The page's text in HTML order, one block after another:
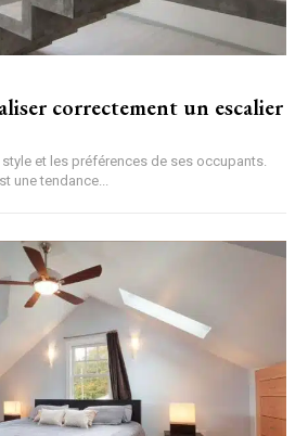
correctement un escalier
et les préférences de ses occupants.
une tendance...